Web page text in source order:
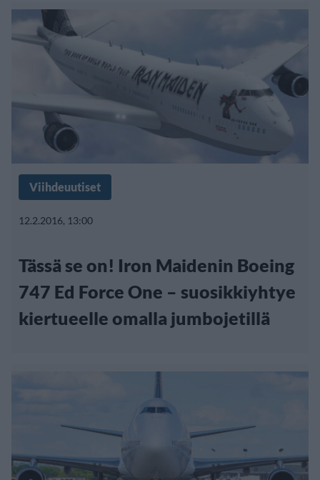
Viihdeuutiset
12.2.2016, 13:00
Tässä se on! Iron Maidenin Boeing
747 Ed Force One – suosikkiyhtye
kiertueelle omalla jumbojetillä